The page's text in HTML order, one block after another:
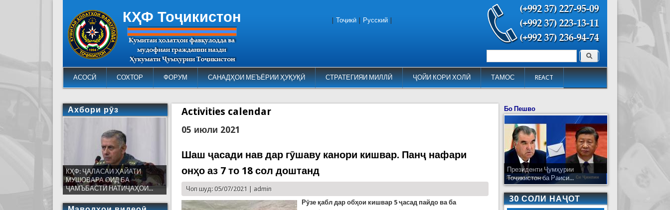
КҲФ Тоҷикистон
АСОСӢ СОХТОР ФОРУМ САНАДҲОИ МЕЪЁРИИ ҲУҚУҚӢ СТРАТЕГИЯИ МИЛЛӢ ҶОЙИ КОРИ ХОЛӢ ТАМОС REACT
Форма поиска Поиск
Тоҷикӣ Русский
Activities calendar
05 июли 2021
Шаш ҷасади нав дар гӯшаву канори кишвар. Панҷ нафари
онҳо аз 7 то 18 сол доштанд
Чоп шуд: 05/07/2021 | admin
Рӯзе қабл дар обҳои кишвар 5 ҷасад пайдо ва ба
Ахбори рӯз
КҲФ: ҶАЛАСАИ ҲАЙАТИ
МУШОВАРА ОИД БА
ҶАМЪБАСТИ НАТИҶАҲОИ...
Бо Пешво
Президенти Ҷумҳурии
Тоҷикистон ба Раиси...
30 СОЛИ НАҶОТ